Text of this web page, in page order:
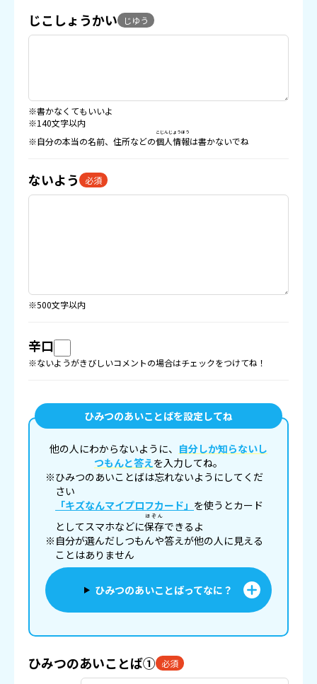
じこしょうかい じゆう
※書かなくてもいいよ
※140文字以内
※自分の本当の名前、住所などの個人情報
こじんじょうほう
は書かないでね
ないよう 必須
※500文字以内
辛口
※ないようがきびしいコメントの場合はチェックをつけてね！
ひみつのあいことばを設定してね
他の人にわからないように、 自分しか知らないし
つもんと答えを入力してね。
※ひみつのあいことばは忘れないようにしてくだ
さい
「キズなんマイプロフカード」 を使うとカード
としてスマホなどに保存
ほぞん
できるよ
※自分が選んだしつもんや答えが他の人に見える
ことはありません
ひみつのあいことばってなに？
ひみつのあいことば① 必須